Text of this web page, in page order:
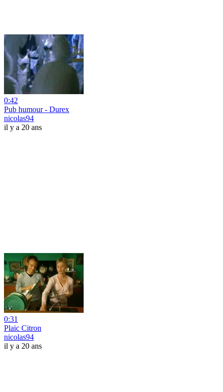
0:42
Pub humour - Durex
nicolas94
il y a 20 ans
0:31
Plaic Citron
nicolas94
il y a 20 ans